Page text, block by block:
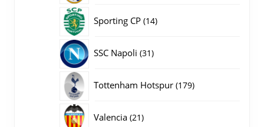
Sporting CP 1414
SSC Napoli 3131
Tottenham Hotspur 179179
Valencia 2121